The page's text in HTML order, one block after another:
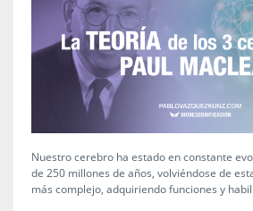
Nuestro cerebro ha estado en constante
de 250 millones de años, volviéndose de
más complejo, adquiriendo funciones y